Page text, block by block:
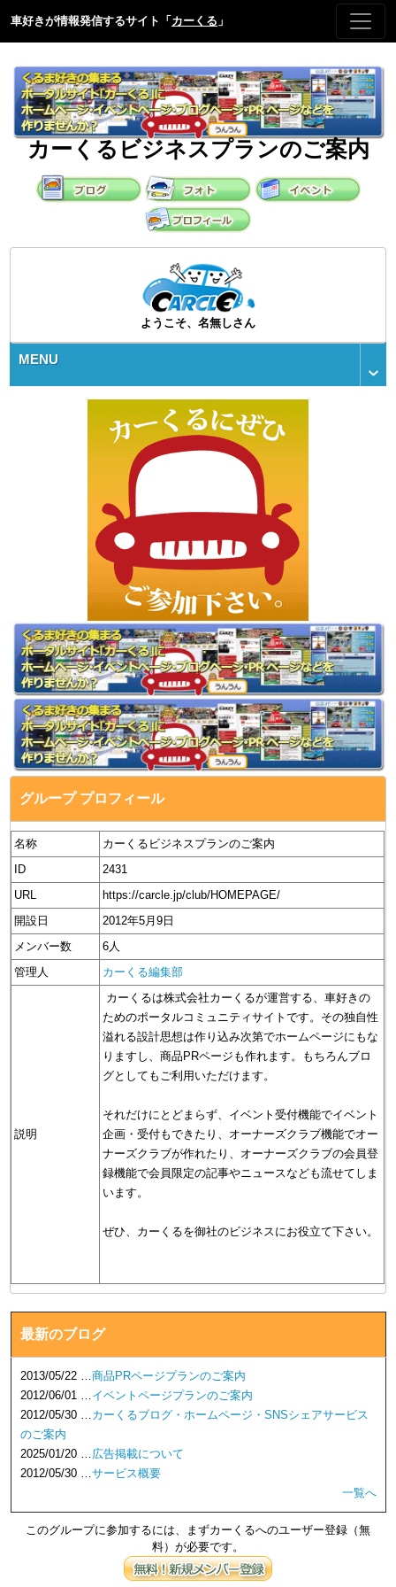
車好きが情報発信するサイト「 カーくる 」
カーくるビジネスプランのご案内
ようこそ、名無しさん
MENU
グループ プロフィール
名称
カーくるビジネスプランのご案内
ID
2431
URL
https://carcle.jp/club/HOMEPAGE/
開設日
2012年5月9日
メンバー数
6人
管理人
カーくる編集部
説明
カーくるは株式会社カーくるが運営する、車好きの
ためのポータルコミュニティサイトです。その独自性
溢れる設計思想は作り込み次第でホームページにもな
りますし、商品PRページも作れます。もちろんブロ
グとしてもご利用いただけます。
それだけにとどまらず、イベント受付機能でイベント
企画・受付もできたり、オーナーズクラブ機能でオー
ナーズクラブが作れたり、オーナーズクラブの会員登
録機能で会員限定の記事やニュースなども流せてしま
います。
ぜひ、カーくるを御社のビジネスにお役立て下さい。
最新のブログ
2013/05/22 …商品PRページプランのご案内
2012/06/01 …イベントページプランのご案内
2012/05/30 …カーくるブログ・ホームページ・SNSシェアサービス
のご案内
2025/01/20 …広告掲載について
2012/05/30 …サービス概要
一覧へ
このグループに参加するには、まずカーくるへのユーザー登録（無
料）が必要です。